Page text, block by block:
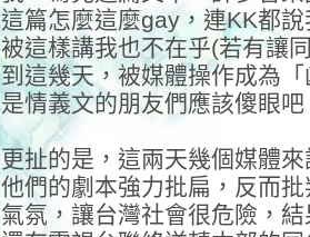
這篇怎麼這麼gay，連KK都
被這樣講我也不在乎(若有讓
到這幾天，被媒體操作成為
是情義文的朋友們應該傻眼吧
更扯的是，這兩天幾個媒體
他們的劇本強力批扁，反而
氣氛，讓台灣社會很危險，